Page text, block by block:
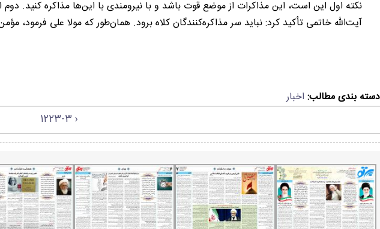
نکته اول این است، این مذاکرات از موضع قوت باشد و با نیرومندی با این‌ها مذاکره کنید.
آیت‌الله خاتمی تأکید کرد: نباید سر مذاکره‌کنندگان کلاه برود. همان‌طور که مولا علی
دسته بندی مطالب: اخبار
‹ 1223-3